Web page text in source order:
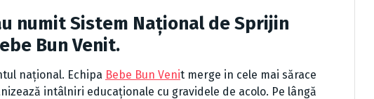
numitSistem Național de Sprijin
Bun Venit.
național. Echipa Bebe Bun Venit merge in cele mai sărace
intâlniri educaționale cu gravidele de acolo. Pe lângă